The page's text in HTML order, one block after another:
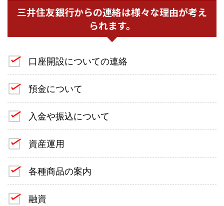
三井住友銀行からの連絡は様々な理由が考え
られます。
口座開設についての連絡
預金について
入金や振込について
資産運用
各種商品の案内
融資